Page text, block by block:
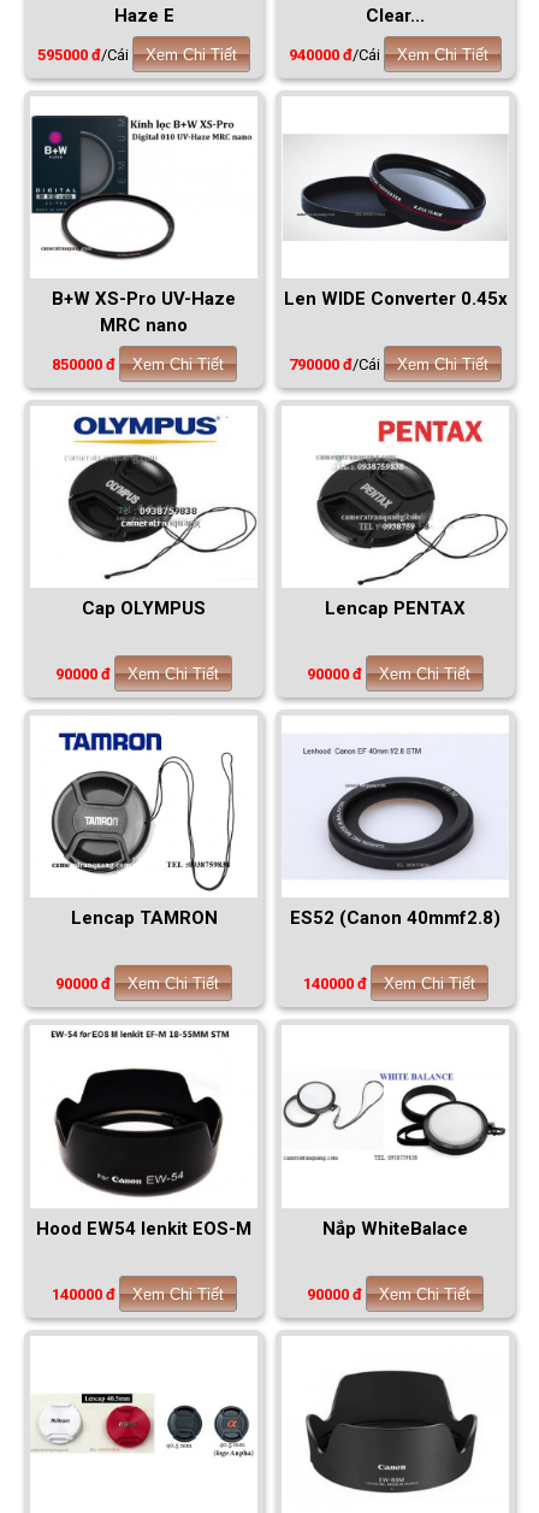
Haze E
595000 đ/Cái Xem Chi Tiết
Clear...
940000 đ/Cái Xem Chi Tiết
B+W XS-Pro UV-Haze
MRC nano
850000 đ Xem Chi Tiết
Len WIDE Converter 0.45x
790000 đ/Cái Xem Chi Tiết
Cap OLYMPUS
90000 đ Xem Chi Tiết
Lencap PENTAX
90000 đ Xem Chi Tiết
Lencap TAMRON
90000 đ Xem Chi Tiết
ES52 (Canon 40mmf2.8)
140000 đ Xem Chi Tiết
Hood EW54 lenkit EOS-M
140000 đ Xem Chi Tiết
Nắp WhiteBalace
90000 đ Xem Chi Tiết